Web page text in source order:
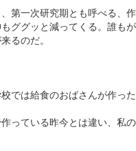
第一次研究期とも呼べる、
ググッと減ってくる。誰も
るのだ。
では給食のおばさんが作った
っている昨今とは違い、私